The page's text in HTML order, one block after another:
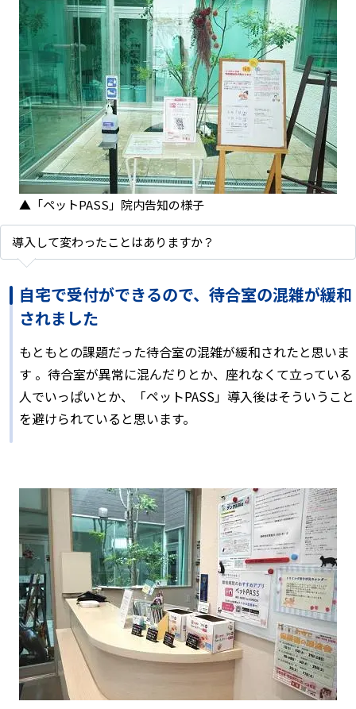
▲「ペットPASS」院内告知の様子
導入して変わったことはありますか？
自宅で受付ができるので、待合室の混雑が緩和
されました
もともとの課題だった待合室の混雑が緩和されたと思いま
す 。待合室が異常に混んだりとか、座れなくて立っている
人でいっぱいとか、「ペットPASS」導入後はそういうこと
を避けられていると思います。